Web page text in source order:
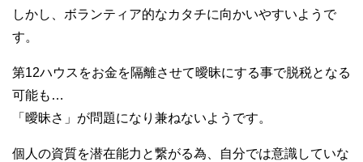
しかし、ボランティア的なカタチに向かいやすいようで
す。
第12ハウスをお金を隔離させて曖昧にする事で脱税となる
可能も…
「曖昧さ」が問題になり兼ねないようです。
個人の資質を潜在能力と繋がる為、自分では意識していな